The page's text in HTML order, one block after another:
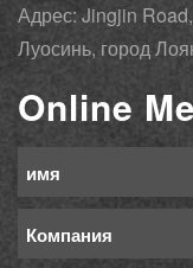
Адрес: Jingjin
Луосинь, город
Online